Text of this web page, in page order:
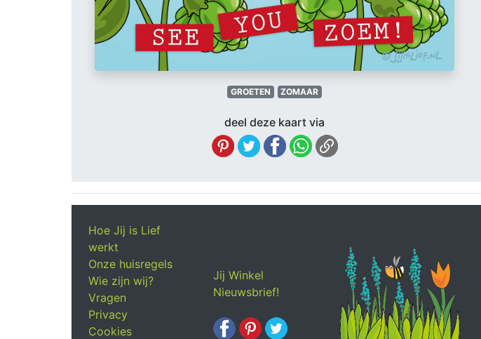
GROETEN ZOMAAR
deel deze kaart via
Hoe Jij is Lief
werkt
Onze huisregels
Wie zijn wij?
Vragen
Privacy
Cookies
Jij Winkel
Nieuwsbrief!